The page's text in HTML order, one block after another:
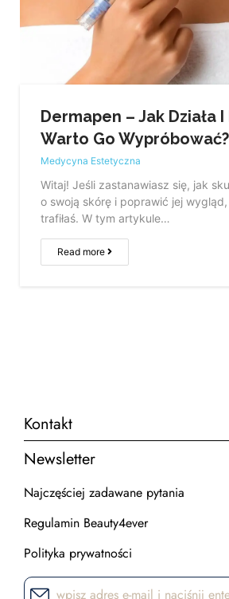
Dermapen – Jak Działa
Warto Go Wypróbować?
Medycyna Estetyczna
Witaj! Jeśli zastanawiasz się, jak
o swoją skórę i poprawić jej
trafiłaś. W tym artykule…
Read more
Kontakt
Newsletter
Najczęściej zadawane pytania
Regulamin Beauty4ever
Polityka prywatności